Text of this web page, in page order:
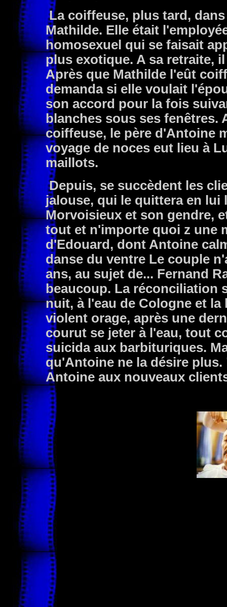
La coiffeuse, plus tard,
Mathilde. Elle était
homosexuel qui se faisait
plus exotique. A sa retraite,
Après que Mathilde l'eût
demanda si elle voulait
son accord pour la fois
blanches sous ses fenêtres.
coiffeuse, le père d'Antoine
voyage de noces eut lieu à
maillots.
Depuis, se succèdent les
jalouse, qui le quittera en
Morvoisieux et son gendre,
tout et n'importe quoi z une
d'Edouard, dont Antoine
danse du ventre Le couple
ans, au sujet de... Fernand
beaucoup. La réconciliation
nuit, à l'eau de Cologne et
violent orage, après une
courut se jeter à l'eau, tout
suicida aux barbituriques.
qu'Antoine ne la désire
Antoine aux nouveaux